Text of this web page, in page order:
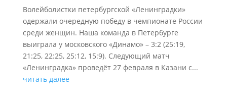
Волейболистки петербургской «Ленинградки»
одержали очередную победу в чемпионате России
среди женщин. Наша команда в Петербурге
выиграла у московского «Динамо» – 3:2 (25:19,
21:25, 22:25, 25:12, 15:9). Следующий матч
«Ленинградка» проведёт 27 февраля в Казани с...
читать далее